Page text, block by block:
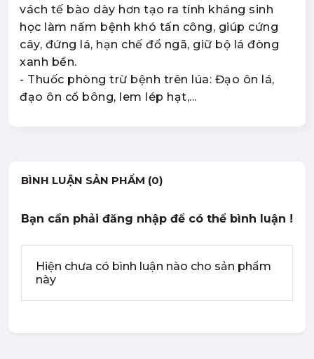
vách tế bào dày hơn tạo ra tính kháng sinh
học làm nấm bệnh khó tấn công, giúp cứng
cây, đứng lá, hạn chế đổ ngã, giữ bộ lá đòng
xanh bền.
- Thuốc phòng trừ bệnh trên lúa: Đạo ôn lá,
đạo ôn cổ bông, lem lép hạt,...
BÌNH LUẬN SẢN PHẨM (0)
Bạn cần phải đăng nhập để có thể bình luận !
Hiện chưa có bình luận nào cho sản phẩm
này